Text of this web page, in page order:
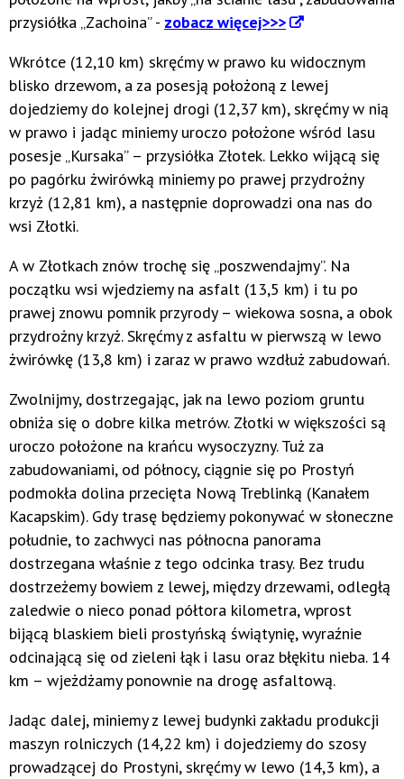
przysiółka „Zachoina” - zobacz więcej>>>
Wkrótce (12,10 km) skręćmy w prawo ku widocznym
blisko drzewom, a za posesją położoną z lewej
dojedziemy do kolejnej drogi (12,37 km), skręćmy w nią
w prawo i jadąc miniemy uroczo położone wśród lasu
posesje „Kursaka” – przysiółka Złotek. Lekko wijącą się
po pagórku żwirówką miniemy po prawej przydrożny
krzyż (12,81 km), a następnie doprowadzi ona nas do
wsi Złotki.
A w Złotkach znów trochę się „poszwendajmy”. Na
początku wsi wjedziemy na asfalt (13,5 km) i tu po
prawej znowu pomnik przyrody – wiekowa sosna, a obok
przydrożny krzyż. Skręćmy z asfaltu w pierwszą w lewo
żwirówkę (13,8 km) i zaraz w prawo wzdłuż zabudowań.
Zwolnijmy, dostrzegając, jak na lewo poziom gruntu
obniża się o dobre kilka metrów. Złotki w większości są
uroczo położone na krańcu wysoczyzny. Tuż za
zabudowaniami, od północy, ciągnie się po Prostyń
podmokła dolina przecięta Nową Treblinką (Kanałem
Kacapskim). Gdy trasę będziemy pokonywać w słoneczne
południe, to zachwyci nas północna panorama
dostrzegana właśnie z tego odcinka trasy. Bez trudu
dostrzeżemy bowiem z lewej, między drzewami, odległą
zaledwie o nieco ponad półtora kilometra, wprost
bijącą blaskiem bieli prostyńską świątynię, wyraźnie
odcinającą się od zieleni łąk i lasu oraz błękitu nieba. 14
km – wjeżdżamy ponownie na drogę asfaltową.
Jadąc dalej, miniemy z lewej budynki zakładu produkcji
maszyn rolniczych (14,22 km) i dojedziemy do szosy
prowadzącej do Prostyni, skręćmy w lewo (14,3 km), a